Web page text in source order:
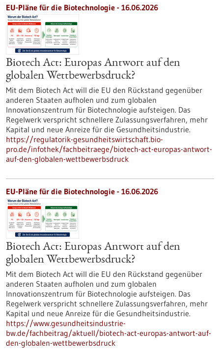
EU-Pläne für die Biotechnologie - 16.06.2026
Biotech Act: Europas Antwort auf den
globalen Wettbewerbsdruck?
Mit dem Biotech Act will die EU den Rückstand gegenüber
anderen Staaten aufholen und zum globalen
Innovationszentrum für Biotechnologie aufsteigen. Das
Regelwerk verspricht schnellere Zulassungsverfahren, mehr
Kapital und neue Anreize für die Gesundheitsindustrie.
https://regulatorik-gesundheitswirtschaft.bio-
pro.de/infothek/fachbeitraege/biotech-act-europas-antwort-
auf-den-globalen-wettbewerbsdruck
EU-Pläne für die Biotechnologie - 16.06.2026
Biotech Act: Europas Antwort auf den
globalen Wettbewerbsdruck?
Mit dem Biotech Act will die EU den Rückstand gegenüber
anderen Staaten aufholen und zum globalen
Innovationszentrum für Biotechnologie aufsteigen. Das
Regelwerk verspricht schnellere Zulassungsverfahren, mehr
Kapital und neue Anreize für die Gesundheitsindustrie.
https://www.gesundheitsindustrie-
bw.de/fachbeitrag/aktuell/biotech-act-europas-antwort-auf-
den-globalen-wettbewerbsdruck